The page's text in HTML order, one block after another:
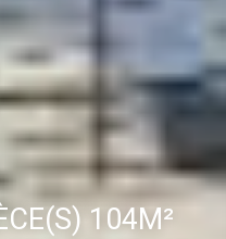
104M²